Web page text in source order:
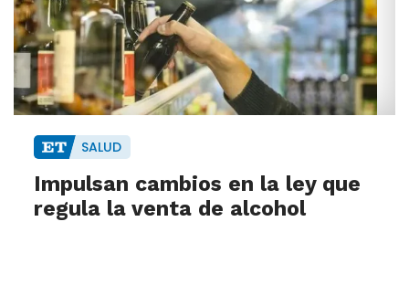
SALUD
Impulsan cambios en la ley que
regula la venta de alcohol